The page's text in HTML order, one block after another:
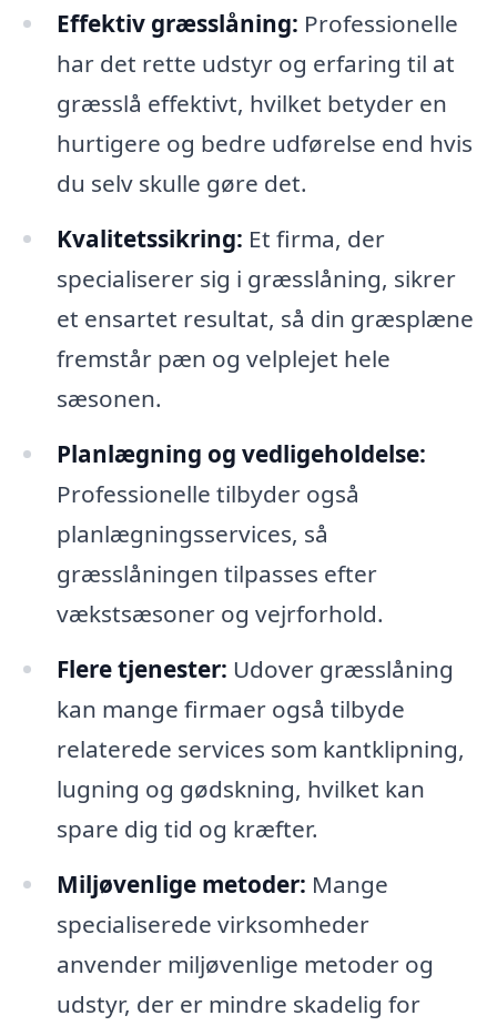
Effektiv græsslåning: Professionelle
har det rette udstyr og erfaring til at
græsslå effektivt, hvilket betyder en
hurtigere og bedre udførelse end hvis
du selv skulle gøre det.
Kvalitetssikring: Et firma, der
specialiserer sig i græsslåning, sikrer
et ensartet resultat, så din græsplæne
fremstår pæn og velplejet hele
sæsonen.
Planlægning og vedligeholdelse:
Professionelle tilbyder også
planlægningsservices, så
græsslåningen tilpasses efter
vækstsæsoner og vejrforhold.
Flere tjenester: Udover græsslåning
kan mange firmaer også tilbyde
relaterede services som kantklipning,
lugning og gødskning, hvilket kan
spare dig tid og kræfter.
Miljøvenlige metoder: Mange
specialiserede virksomheder
anvender miljøvenlige metoder og
udstyr, der er mindre skadelig for